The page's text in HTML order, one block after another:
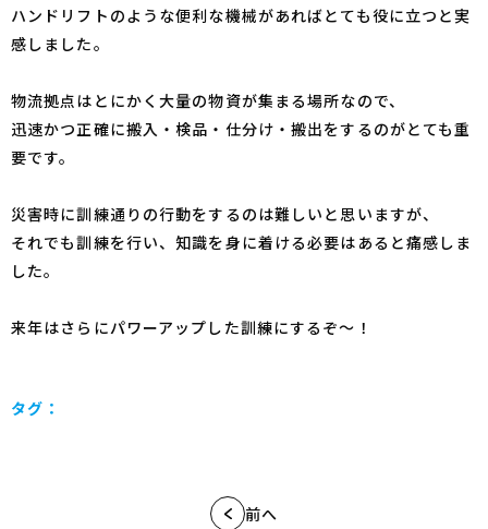
ハンドリフトのような便利な機械があればとても役に立つと実
感しました。
物流拠点はとにかく大量の物資が集まる場所なので、
迅速かつ正確に搬入・検品・仕分け・搬出をするのがとても重
要です。
災害時に訓練通りの行動をするのは難しいと思いますが、
それでも訓練を行い、知識を身に着ける必要はあると痛感しま
した。
来年はさらにパワーアップした訓練にするぞ～！
タグ：
前へ